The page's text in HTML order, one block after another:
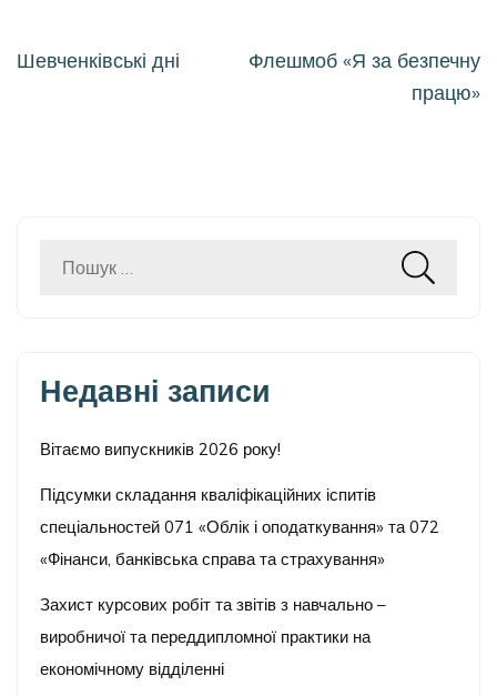
Навігація
Шевченківські дні
Флешмоб «Я за безпечну
працю»
Пошук:
Недавні записи
Вітаємо випускників 2026 року!
Підсумки складання кваліфікаційних іспитів
спеціальностей 071 «Облік і оподаткування» та 072
«Фінанси, банківська справа та страхування»
Захист курсових робіт та звітів з навчально –
виробничої та переддипломної практики на
економічному відділенні